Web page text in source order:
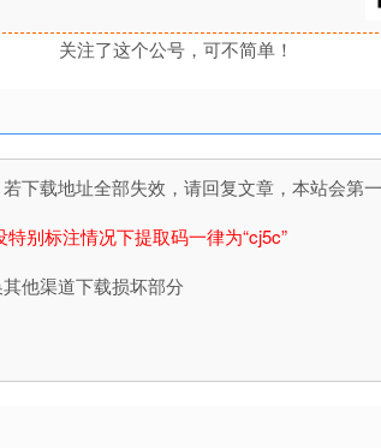
关注了这个公号，可不简单！
载地址全部失效，请回复文章，本站会第
别标注情况下提取码一律为“cj5c”
他渠道下载损坏部分